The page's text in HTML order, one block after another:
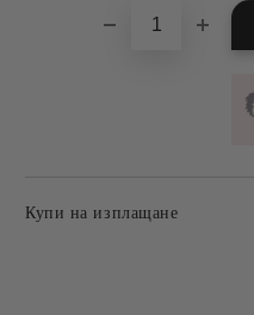
Купи на изплащане